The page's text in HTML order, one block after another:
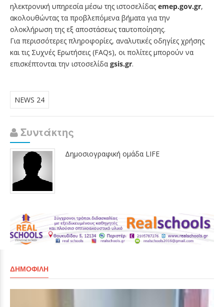
ηλεκτρονική υπηρεσία μέσω της ιστοσελίδας emep.gov.gr,
ακολουθώντας τα προβλεπόμενα βήματα για την
ολοκλήρωση της εξ αποστάσεως ταυτοποίησης.
Για περισσότερες πληροφορίες, αναλυτικές οδηγίες χρήσης
και τις Συχνές Ερωτήσεις (FAQs), οι πολίτες μπορούν να
επισκέπτονται την ιστοσελίδα gsis.gr.
NEWS 24
Συντάκτης
Δημοσιογραφική ομάδα LIFE
ΔΗΜΟΦΙΛΉ